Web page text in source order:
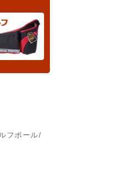
フボール/